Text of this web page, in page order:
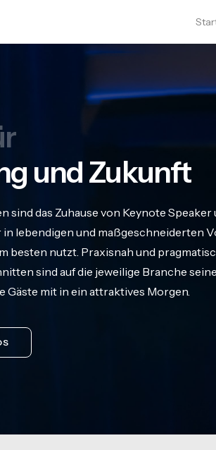
und Zukunft
das Zuhause von Keynote Speaker
in lebendigen und maßgeschneiderten
besten nutzt. Praxisnah und
sind auf die jeweilige Branche
Gäste mit in ein attraktives Morgen.